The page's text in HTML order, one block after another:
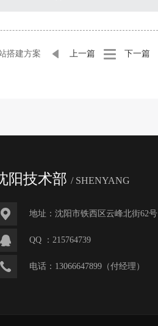
上一篇
搭建方案 下一篇
阳技术部 / SHENYANG
地址：沈阳市铁西区云峰北街62号
QQ ： 215764739
电话： 13066647899 （付经理）